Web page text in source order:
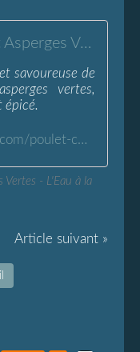
Poulet Au Curry Rouge Et Asperges Vertes - L'Eau à la Bouche
savoureuse de
vertes,
épicé.
https://www.l-eaualabouche.com/poulet-curry-rouge-asperges-thai.html
Vertes - L'Eau à la
Article suivant »